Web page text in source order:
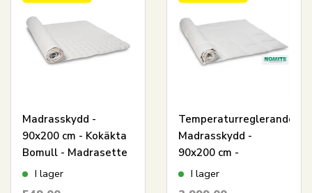
Madrasskydd -
90x200 cm - Kokäkta
Bomull - Madrasette
Nordisk Tekstil
I lager
Temperaturreglerande
Madrasskydd -
90x200 cm -
Downtopper
I lager